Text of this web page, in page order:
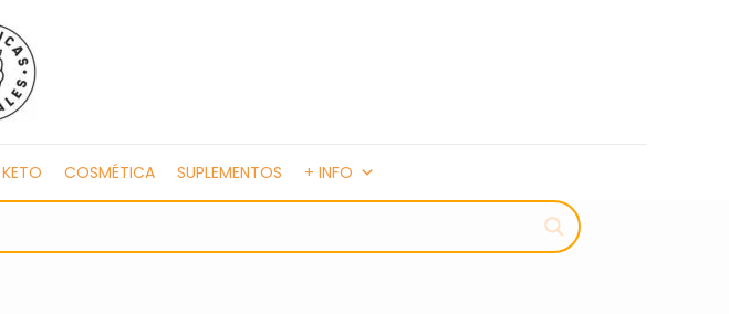
KETO COSMÉTICA SUPLEMENTOS + INFO